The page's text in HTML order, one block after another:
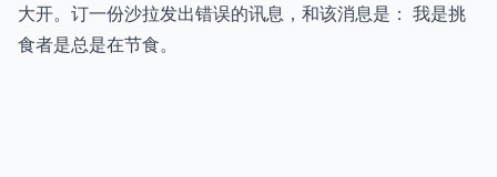
大开。订一份沙拉发出错误的讯息，和该消息是： 我是挑
食者是总是在节食。